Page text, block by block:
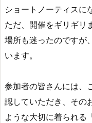
ショートノーティスに
ただ、開催をギリギリ
場所も迷ったのですが
います。
参加者の皆さんには、
認していただき、その
ような大切に着られる